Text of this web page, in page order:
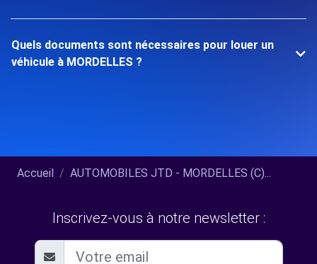
Quels documents sont nécessaires pour louer un
véhicule à MORDELLES ?
Accueil AUTOMOBILES JTD - MORDELLES (C)...
Inscrivez-vous à notre newsletter :